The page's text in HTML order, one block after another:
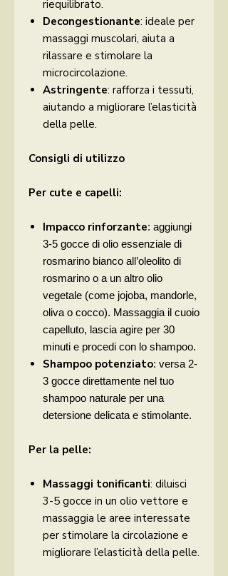
riequilibrato.
Decongestionante: ideale per
massaggi muscolari, aiuta a
rilassare e stimolare la
microcircolazione.
Astringente: rafforza i tessuti,
aiutando a migliorare l’elasticità
della pelle.
Consigli di utilizzo
Per cute e capelli:
Impacco rinforzante: aggiungi
3-5 gocce di olio essenziale di
rosmarino bianco all’oleolito di
rosmarino o a un altro olio
vegetale (come jojoba, mandorle,
oliva o cocco). Massaggia il cuoio
capelluto, lascia agire per 30
minuti e procedi con lo shampoo.
Shampoo potenziato: versa 2-
3 gocce direttamente nel tuo
shampoo naturale per una
detersione delicata e stimolante.
Per la pelle:
Massaggi tonificanti: diluisci
3-5 gocce in un olio vettore e
massaggia le aree interessate
per stimolare la circolazione e
migliorare l’elasticità della pelle.